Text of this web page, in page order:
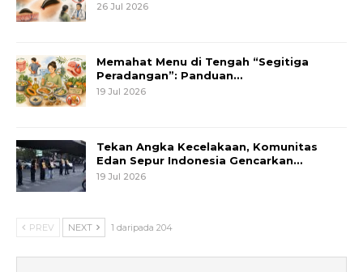
26 Jul 2026
Memahat Menu di Tengah “Segitiga
Peradangan”: Panduan…
19 Jul 2026
Tekan Angka Kecelakaan, Komunitas
Edan Sepur Indonesia Gencarkan…
19 Jul 2026
PREV NEXT 1 daripada 204